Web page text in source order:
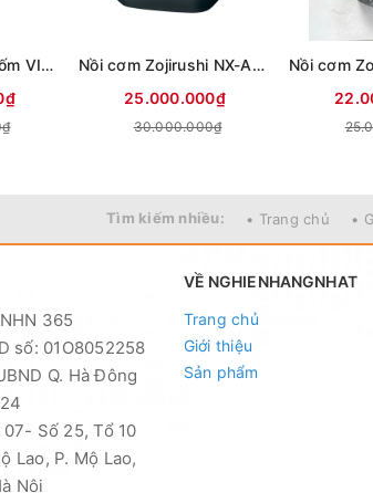
Nồi cơm Xoong gốm VIP nội địa nhật Tiger JRX-S100 1L
Nồi cơm Zojirushi NX-AA18 1.8L dòng cao cấp tách đường nội địa nhật
25.000.000₫
30.000.000₫
Tìm kiếm nhiều: • Trang chủ •
365
số: 01O8052258
Q. Hà Đông
Số 25, Tổ 10
Lao, P. Mộ Lao,
Nội
VỀ NGHIENHANGNHAT
Trang chủ
Giới thiệu
Sản phẩm